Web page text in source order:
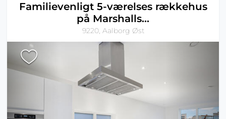
Familievenligt 5-værelses rækkehus
på Marshalls...
9220, Aalborg Øst